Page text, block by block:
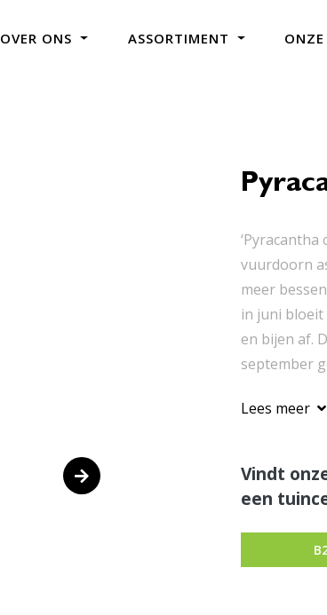
OVER ONS ASSORTIMENT
‘Pyracantha
vuurdoorn
meer
in juni
en bijen af.
september
Lees meer
Vindt
een